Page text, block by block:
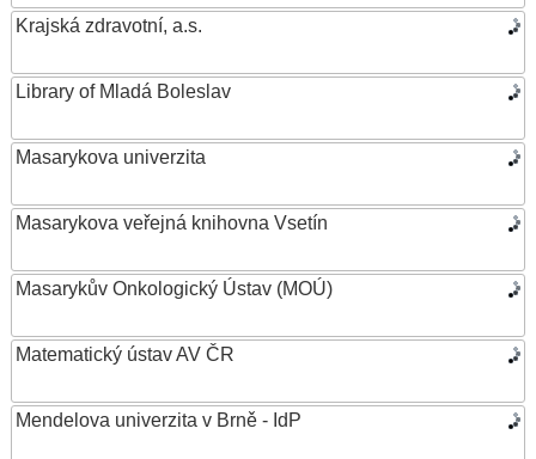
Krajská zdravotní, a.s.
Library of Mladá Boleslav
Masarykova univerzita
Masarykova veřejná knihovna Vsetín
Masarykův Onkologický Ústav (MOÚ)
Matematický ústav AV ČR
Mendelova univerzita v Brně - IdP